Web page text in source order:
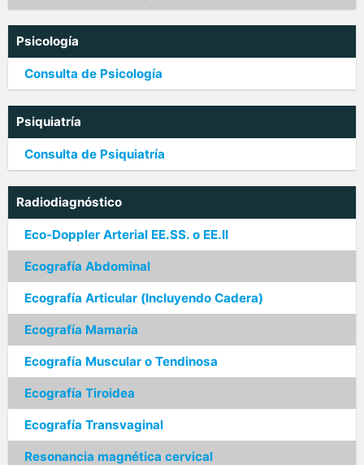
Psicología
Consulta de Psicología
Psiquiatría
Consulta de Psiquiatría
Radiodiagnóstico
Eco-Doppler Arterial EE.SS. o EE.II
Ecografía Abdominal
Ecografía Articular (Incluyendo Cadera)
Ecografía Mamaria
Ecografía Muscular o Tendinosa
Ecografía Tiroidea
Ecografía Transvaginal
Resonancia magnética cervical